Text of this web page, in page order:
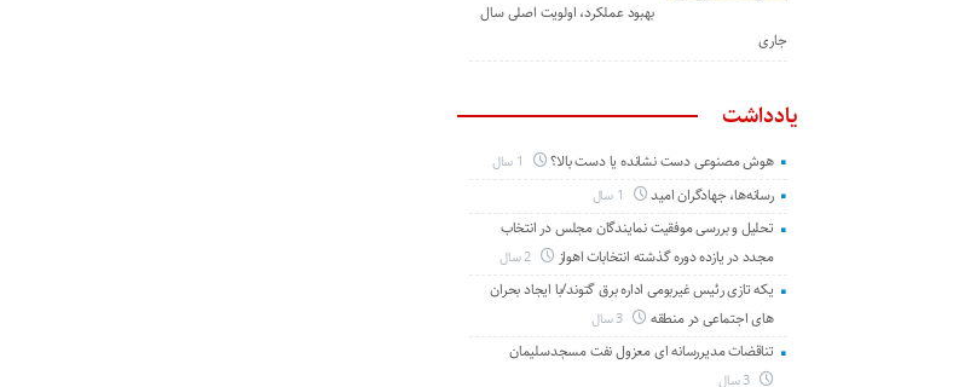
بهبود عملکرد، اولویت اصلی سال
جاری
یادداشت
هوش مصنوعی دست نشانده یا دست بالا؟
رسانه‌ها، جهادگران امید
تحلیل و بررسی موفقیت نمایندگان مجلس در انتخاب
مجدد در یازده دوره گذشته انتخابات اهواز
یکه تازی رئیس غیربومی اداره برق گتوند/با ایجاد بحران
های اجتماعی در منطقه
تناقضات مدیررسانه ای معزول نفت مسجدسلیمان